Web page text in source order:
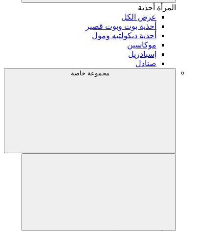
المرأة أحذية
عرض الكل
أحذية بوت وبوت قصير
أحذية ديكولتيه ومول
موكاسين
إسبادريل
صنادل
مجموعة خاصة